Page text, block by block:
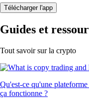
Télécharger l'app
Guides et
Tout savoir sur la crypto
Qu'est-ce qu'une
ça fonctionne ?